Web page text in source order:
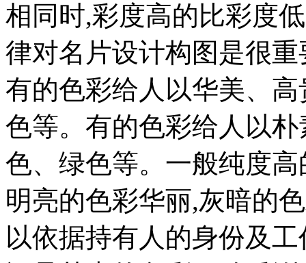
相同时,彩度高的比彩度
律对名片设计构图是很
有的色彩给人以华美、
色等。有的色彩给人以
色、绿色等。一般纯度
明亮的色彩华丽,灰暗的
以依据持有人的身份及